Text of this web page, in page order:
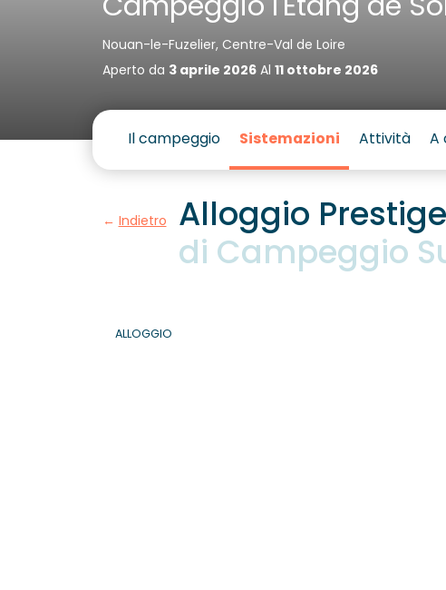
Nouan-le-Fuzelier, Centre-Val de Loire
Aperto da 3 aprile 2026Al 11 ottobre 2026
Il campeggio Sistemazioni Attività A
Indietro
Alloggio
di Campeggio
ALLOGGIO